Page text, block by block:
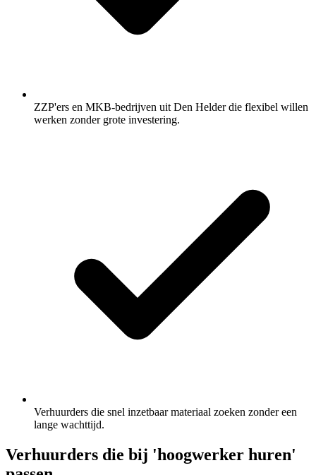
ZZP'ers en MKB-bedrijven uit Den Helder die flexibel willen
werken zonder grote investering.
Verhuurders die snel inzetbaar materiaal zoeken zonder een
lange wachttijd.
Verhuurders die bij 'hoogwerker huren'